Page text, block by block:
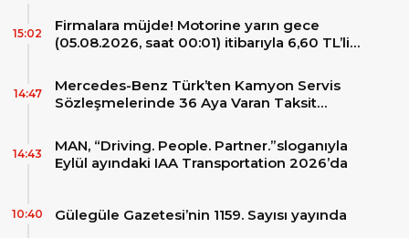
Firmalara müjde! Motorine yarın gece
(05.08.2026, saat 00:01) itibarıyla 6,60 TL’lik
15:02
Mercedes-Benz Türk’ten Kamyon Servis
Sözleşmelerinde 36 Aya Varan Taksit
14:47
MAN, “Driving. People. Partner.”sloganıyla
Eylül ayındaki IAA Transportation 2026’da
14:43
Gülegüle Gazetesi’nin 1159. Sayısı yayında
10:40